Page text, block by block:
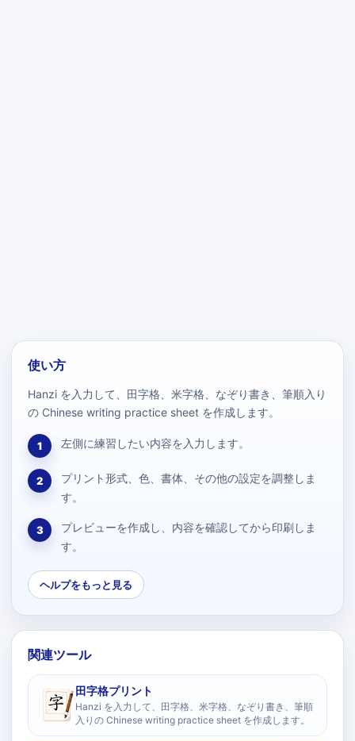
使い方
Hanzi を入力して、田字格、米字格、なぞり書き、筆順入り
の Chinese writing practice sheet を作成します。
1 左側に練習したい内容を入力します。
2
プリント形式、色、書体、その他の設定を調整しま
す。
3
プレビューを作成し、内容を確認してから印刷しま
す。
ヘルプをもっと見る
関連ツール
田字格プリント
Hanzi を入力して、田字格、米字格、なぞり書き、筆順
入りの Chinese writing practice sheet を作成します。